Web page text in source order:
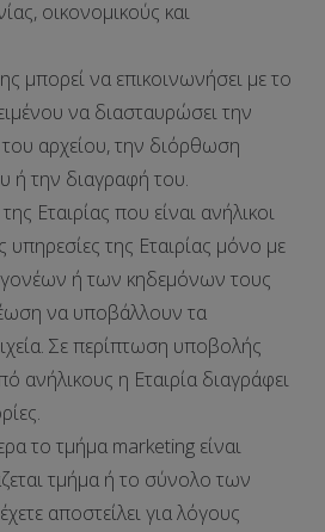
οικονομικούς και
μπορεί να επικοινωνήσει με το
να διασταυρώσει την
αρχείου, την διόρθωση
ή την διαγραφή του.
Εταιρίας που είναι ανήλικοι
της Εταιρίας μόνο με
ή των κηδεμόνων τους
να υποβάλλουν τα
Σε περίπτωση υποβολής
ανήλικους η Εταιρία διαγράφει
το τμήμα marketing είναι
τμήμα ή το σύνολο των
αποστείλει για λόγους